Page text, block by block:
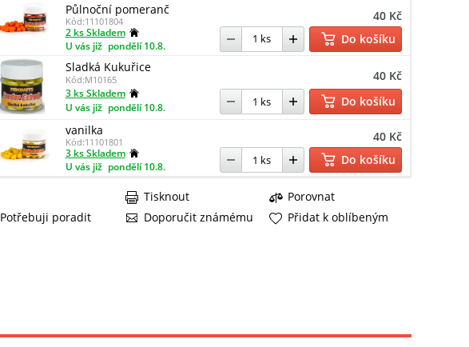
Půlnoční pomeranč
Kód:11101804 40 Kč
2 ks Skladem
U vás již pondělí 10.8.
Do košíku
Sladká Kukuřice
Kód:M10165 40 Kč
3 ks Skladem
U vás již pondělí 10.8.
Do košíku
vanilka
Kód:11101801 40 Kč
3 ks Skladem
U vás již pondělí 10.8. Do košíku
Porovnat
Potřebuji poradit
Doporučit známému
Tisknout
Přidat k oblíbeným